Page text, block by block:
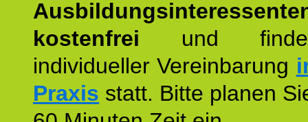
kostenfrei und
individueller Vereinbarung
Praxis statt. Bitte planen